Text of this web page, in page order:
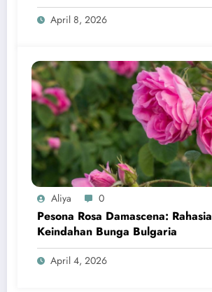
April 8, 2026
Aliya 0
Pesona Rosa Damascena: Rahasia
Keindahan Bunga Bulgaria
April 4, 2026